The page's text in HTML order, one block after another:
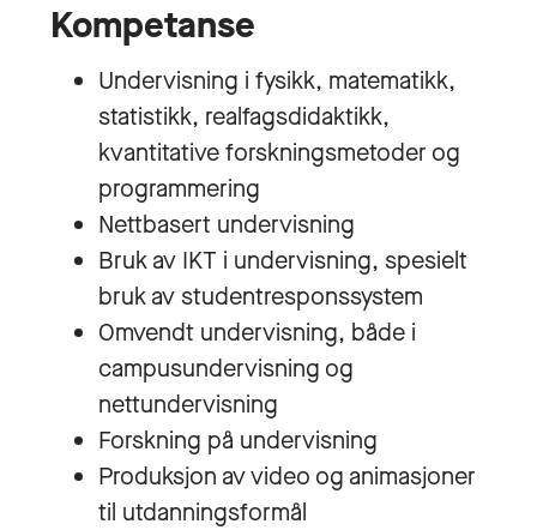
Kompetanse
Undervisning i fysikk, matematikk,
statistikk, realfagsdidaktikk,
kvantitative forskningsmetoder og
programmering
Nettbasert undervisning
Bruk av IKT i undervisning, spesielt
bruk av studentresponssystem
Omvendt undervisning, både i
campusundervisning og
nettundervisning
Forskning på undervisning
Produksjon av video og animasjoner
til utdanningsformål